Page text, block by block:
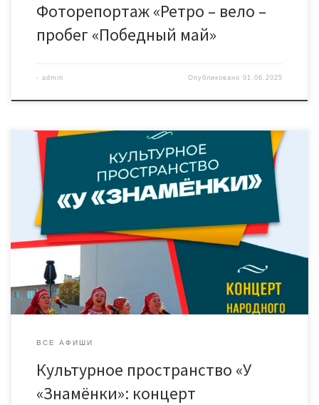
Фоторепортаж «Ретро – вело –
пробег «Победный май»
- admin Опубликовано01.06.2025
Дорогие друзья! Приглашаем вас на незабываемый вечер в
среду, где выступит лауреат премии Тамбовской области
имени Марии Николаевны Мордасовой – народный коллектив
фольклорный ансамбль «Берегиня» под руководством
Татьяны Друцкой. В программе – любимые многими
произведения: «Варенька», «Ох, ты, Роза», «Тень-тень»,
«Черемушка», «Матушка-земля» и другие композиции, которые
погрузят зрителей в атмосферу […]
ВСЕ АФИШИ
Культурное пространство «У
«Знамёнки»: концерт